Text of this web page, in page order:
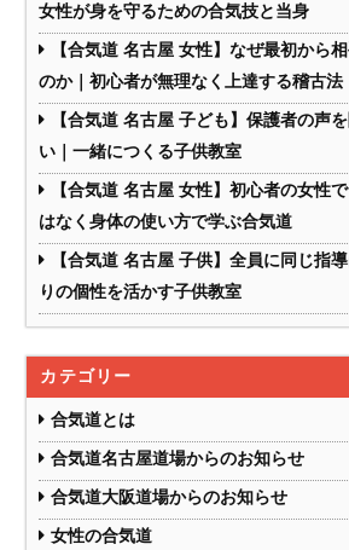
女性が身を守るための合気技と当身
【合気道 名古屋 女性】なぜ最初から
のか｜初心者が無理なく上達する稽古法
【合気道 名古屋 子ども】保護者の声
い｜一緒につくる子供教室
【合気道 名古屋 女性】初心者の女性
はなく身体の使い方で学ぶ合気道
【合気道 名古屋 子供】全員に同じ指
りの個性を活かす子供教室
カテゴリー
合気道とは
合気道名古屋道場からのお知らせ
合気道大阪道場からのお知らせ
女性の合気道